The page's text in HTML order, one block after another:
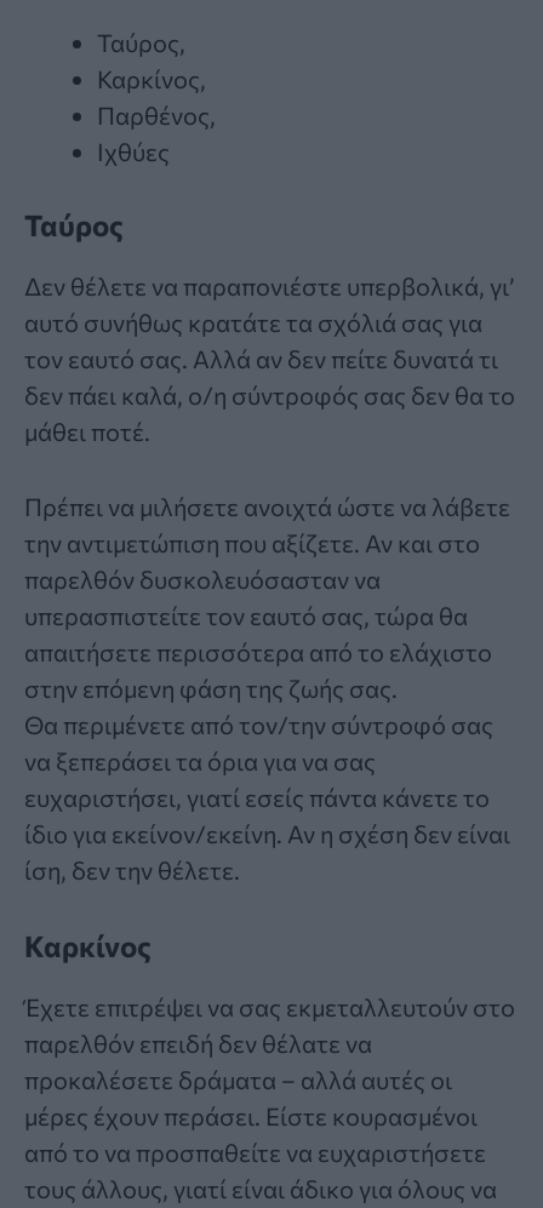
Ταύρος,
Καρκίνος,
Παρθένος,
Ιχθύες
Ταύρος
Δεν θέλετε να παραπονιέστε υπερβολικά, γι’
αυτό συνήθως κρατάτε τα σχόλιά σας για
τον εαυτό σας. Αλλά αν δεν πείτε δυνατά τι
δεν πάει καλά, ο/η σύντροφός σας δεν θα το
μάθει ποτέ.
Πρέπει να μιλήσετε ανοιχτά ώστε να λάβετε
την αντιμετώπιση που αξίζετε. Αν και στο
παρελθόν δυσκολευόσασταν να
υπερασπιστείτε τον εαυτό σας, τώρα θα
απαιτήσετε περισσότερα από το ελάχιστο
στην επόμενη φάση της ζωής σας.
Θα περιμένετε από τον/την σύντροφό σας
να ξεπεράσει τα όρια για να σας
ευχαριστήσει, γιατί εσείς πάντα κάνετε το
ίδιο για εκείνον/εκείνη. Αν η σχέση δεν είναι
ίση, δεν την θέλετε.
Καρκίνος
Έχετε επιτρέψει να σας εκμεταλλευτούν στο
παρελθόν επειδή δεν θέλατε να
προκαλέσετε δράματα – αλλά αυτές οι
μέρες έχουν περάσει. Είστε κουρασμένοι
από το να προσπαθείτε να ευχαριστήσετε
τους άλλους, γιατί είναι άδικο για όλους να